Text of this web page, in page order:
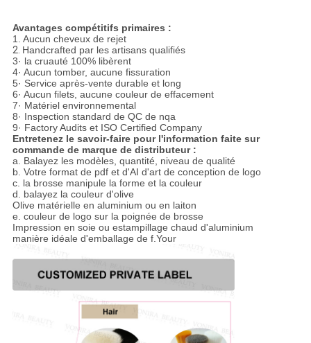
Avantages compétitifs primaires :
1. Aucun cheveux de rejet
2. Handcrafted par les artisans qualifiés
3· la cruauté 100% libèrent
4· Aucun tomber, aucune fissuration
5· Service après-vente durable et long
6· Aucun filets, aucune couleur de effacement
7· Matériel environnemental
8· Inspection standard de QC de nqa
9· Factory Audits et ISO Certified Company
Entretenez le savoir-faire pour l'information faite sur
commande de marque de distributeur :
a. Balayez les modèles, quantité, niveau de qualité
b. Votre format de pdf et d'AI d'art de conception de logo
c. la brosse manipule la forme et la couleur
d. balayez la couleur d'olive
Olive matérielle en aluminium ou en laiton
e. couleur de logo sur la poignée de brosse
Impression en soie ou estampillage chaud d'aluminium
manière idéale d'emballage de f.Your